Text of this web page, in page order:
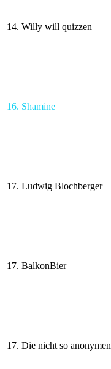
14. Willy will quizzen
16. Shamine
17. Ludwig Blochberger
17. BalkonBier
17. Die nicht so anonymen